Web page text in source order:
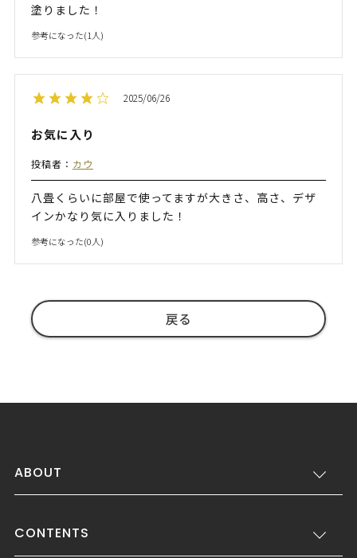
塗りました！
参考になった(1 人)
2025/06/26
お気に入り
投稿者： カウ
八畳くらいに部屋で使ってますが大きさ、高さ、デザ
インかなり気に入りました！
参考になった(0人)
戻る
ABOUT
CONTENTS